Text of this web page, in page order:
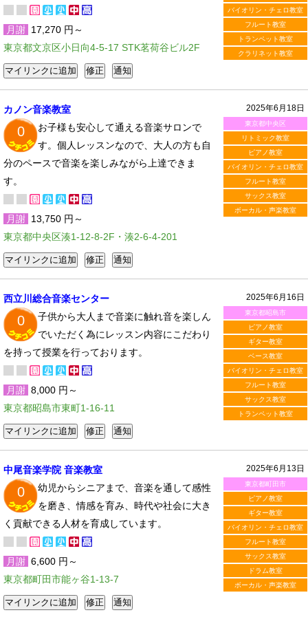
バイオリン・チェロ教室
フルート教室
トランペット教室
クラリネット教室
月謝 17,270 円～
東京都文京区小日向4-5-17 STK茗荷谷ビル2F
2025年6月18日
東京都中央区
リトミック教室
ピアノ教室
バイオリン・チェロ教室
フルート教室
サックス教室
ボーカル・声楽教室
カノン音楽教室
0
お子様も安心して通える音楽サロンで
す。個人レッスンなので、大人の方も自
分のペースで音楽を楽しみながら上達できま
す。
月謝 13,750 円～
東京都中央区湊1-12-8-2F・湊2-6-4-201
2025年6月16日
東京都昭島市
ピアノ教室
ギター教室
ベース教室
バイオリン・チェロ教室
フルート教室
サックス教室
トランペット教室
西立川総合音楽センター
0
子供から大人まで音楽に触れ音を楽しん
でいただく為にレッスン内容にこだわり
を持って授業を行っております。
月謝 8,000 円～
東京都昭島市東町1-16-11
2025年6月13日
東京都町田市
ピアノ教室
ギター教室
バイオリン・チェロ教室
フルート教室
サックス教室
ドラム教室
ボーカル・声楽教室
中尾音楽学院 音楽教室
0
幼児からシニアまで、音楽を通して感性
を磨き、情感を育み、時代や社会に大き
く貢献できる人材を育成しています。
月謝 6,600 円～
東京都町田市能ヶ谷1-13-7